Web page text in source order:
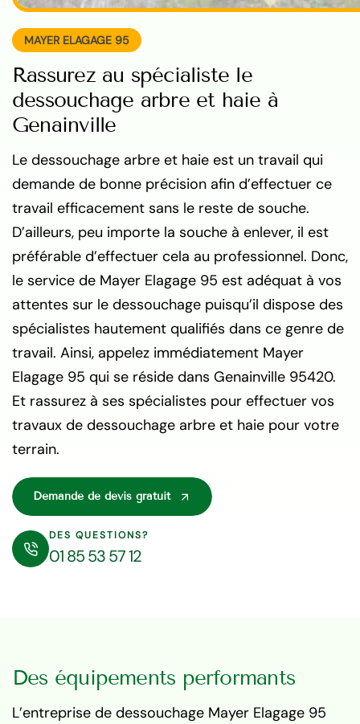
MAYER ELAGAGE 95
Rassurez au spécialiste le
dessouchage arbre et haie à
Genainville
Le dessouchage arbre et haie est un travail qui
demande de bonne précision afin d’effectuer ce
travail efficacement sans le reste de souche.
D’ailleurs, peu importe la souche à enlever, il est
préférable d’effectuer cela au professionnel. Donc,
le service de Mayer Elagage 95 est adéquat à vos
attentes sur le dessouchage puisqu’il dispose des
spécialistes hautement qualifiés dans ce genre de
travail. Ainsi, appelez immédiatement Mayer
Elagage 95 qui se réside dans Genainville 95420.
Et rassurez à ses spécialistes pour effectuer vos
travaux de dessouchage arbre et haie pour votre
terrain.
Demande de devis gratuit
DES QUESTIONS?
01 85 53 57 12
Des équipements performants
L’entreprise de dessouchage Mayer Elagage 95